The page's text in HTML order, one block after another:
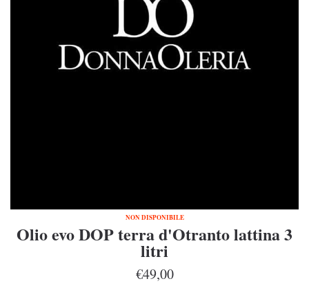
NON DISPONIBILE
Olio evo DOP terra d'Otranto lattina 3
litri
€49,00